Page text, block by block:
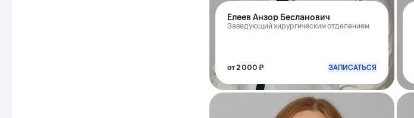
Елеев Анзор Бесланович
Заведующий хирургическим отделением
от 2 000 ₽ ЗАПИСАТЬСЯ